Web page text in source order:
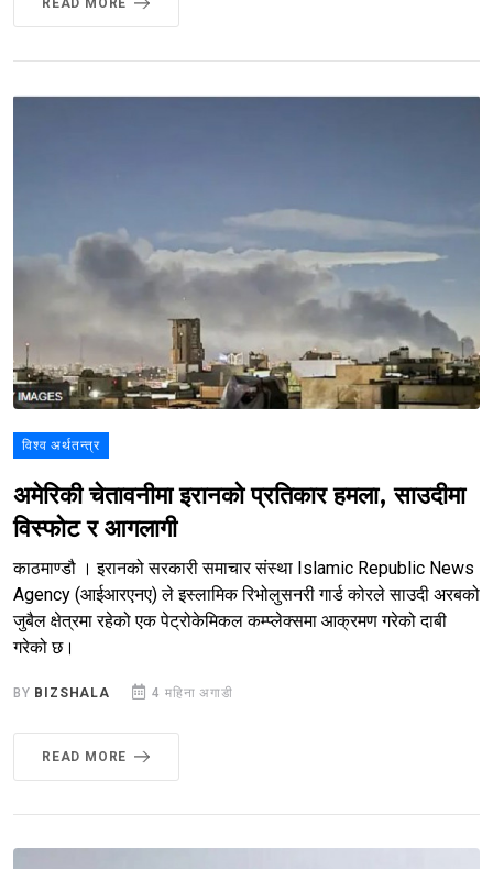
READ MORE
विश्व अर्थतन्त्र
अमेरिकी चेतावनीमा इरानको प्रतिकार हमला, साउदीमा
विस्फोट र आगलागी
काठमाण्डौ । इरानको सरकारी समाचार संस्था Islamic Republic News
Agency (आईआरएनए) ले इस्लामिक रिभोलुसनरी गार्ड कोरले साउदी अरबको
जुबैल क्षेत्रमा रहेको एक पेट्रोकेमिकल कम्प्लेक्समा आक्रमण गरेको दाबी
गरेको छ।
BY BIZSHALA 4 महिना अगाडी
READ MORE